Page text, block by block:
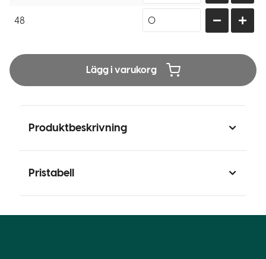
48
Lägg i varukorg
Produktbeskrivning
Pristabell